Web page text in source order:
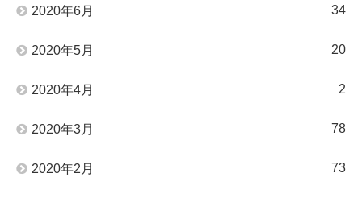
2020年6月 34
2020年5月 20
2020年4月 2
2020年3月 78
2020年2月 73